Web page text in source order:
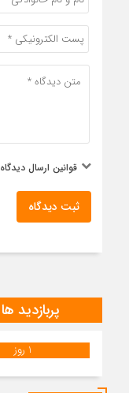
قوانین ارسال دیدگاه
ثبت دیدگاه
پربازدید ها
1 روز